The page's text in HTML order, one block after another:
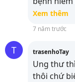
Xem thêm
7 năm trước
T trasenhoTay
Ung thư
thôi chứ